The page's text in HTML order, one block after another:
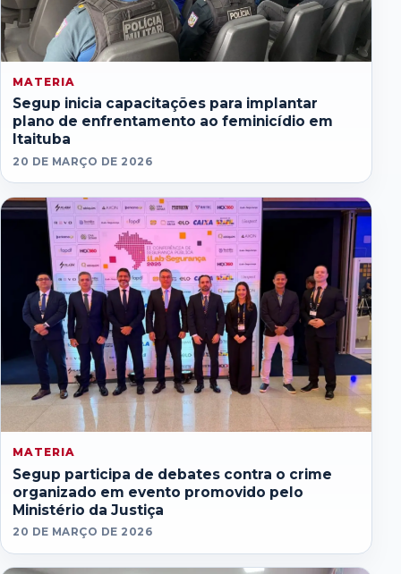
MATERIA
Segup inicia capacitações para implantar
plano de enfrentamento ao feminicídio em
Itaituba
20 DE MARÇO DE 2026
MATERIA
Segup participa de debates contra o crime
organizado em evento promovido pelo
Ministério da Justiça
20 DE MARÇO DE 2026